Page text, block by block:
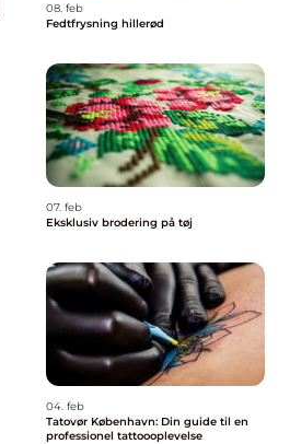
08. feb
Fedtfrysning hillerød
07. feb
Eksklusiv brodering på tøj
04. feb
Tatovør København: Din guide til en
professionel tattoooplevelse